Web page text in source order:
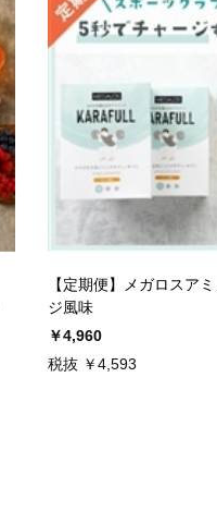
【定期便】メガロスア
ジ風味
￥4,960
税抜 ￥4,593